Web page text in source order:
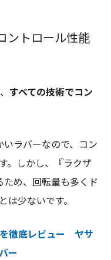
ントロール性能
すべての技術でコン
いラバーなので、コン
。しかし、『ラクザ
め、回転量も多くド
は少ないです。
徹底レビュー ヤサ
ー